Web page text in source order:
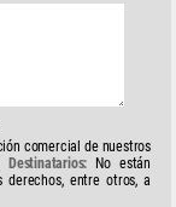
comercial de nuestros
Destinatarios: No están
entre otros, a